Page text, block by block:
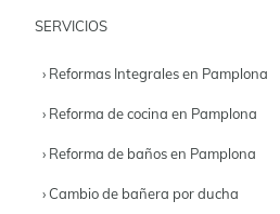
SERVICIOS
› Reformas Integrales en Pamplona
› Reforma de cocina en Pamplona
› Reforma de baños en Pamplona
› Cambio de bañera por ducha